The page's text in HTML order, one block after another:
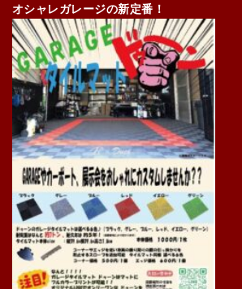
オシャレガレージの新定番！